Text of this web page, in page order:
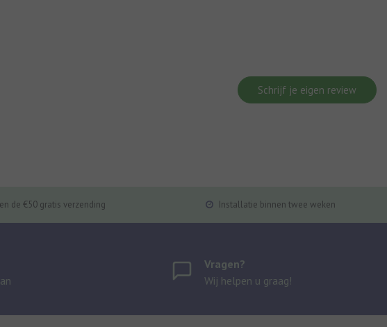
Schrijf je eigen review
de €50 gratis verzending Installatie binnen twee weken
Vragen?
Wij helpen u graag!